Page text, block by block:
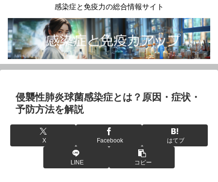
感染症と免疫力の総合情報サイト
侵襲性肺炎球菌感染症とは？原因・症状・
予防方法を解説
X Facebook はてブ
LINE コピー